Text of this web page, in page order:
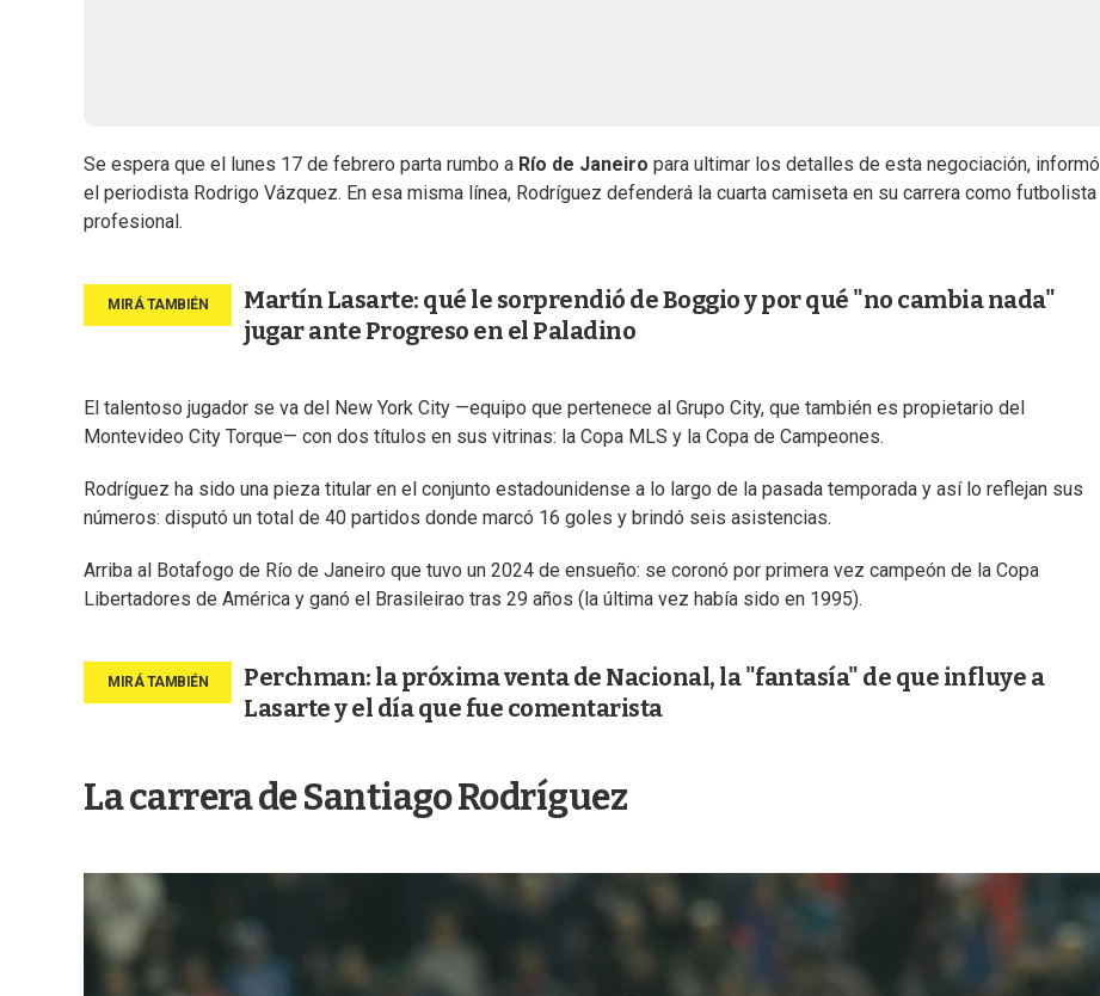
Se espera que el lunes 17 de febrero parta rumbo a Río de Janeiro para ultimar los detalles de esta negociación, informó
el periodista Rodrigo Vázquez. En esa misma línea, Rodríguez defenderá la cuarta camiseta en su carrera como futbolista
profesional.
Martín Lasarte: qué le sorprendió de Boggio y por qué "no cambia nada"
jugar ante Progreso en el Paladino
El talentoso jugador se va del New York City —equipo que pertenece al Grupo City, que también es propietario del
Montevideo City Torque— con dos títulos en sus vitrinas: la Copa MLS y la Copa de Campeones.
Rodríguez ha sido una pieza titular en el conjunto estadounidense a lo largo de la pasada temporada y así lo reflejan sus
números: disputó un total de 40 partidos donde marcó 16 goles y brindó seis asistencias.
Arriba al Botafogo de Río de Janeiro que tuvo un 2024 de ensueño: se coronó por primera vez campeón de la Copa
Libertadores de América y ganó el Brasileirao tras 29 años (la última vez había sido en 1995).
Perchman: la próxima venta de Nacional, la "fantasía" de que influye a
Lasarte y el día que fue comentarista
La carrera de Santiago Rodríguez